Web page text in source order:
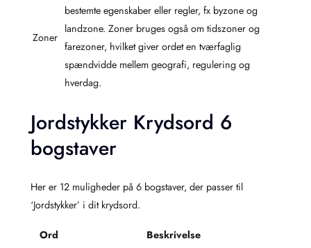
Zoner
bestemte egenskaber eller regler, fx byzone og
landzone. Zoner bruges også om tidszoner og
farezoner, hvilket giver ordet en tværfaglig
spændvidde mellem geografi, regulering og
hverdag.
Jordstykker Krydsord 6
bogstaver
Her er 12 muligheder på 6 bogstaver, der passer til
‘Jordstykker’ i dit krydsord.
Ord Beskrivelse